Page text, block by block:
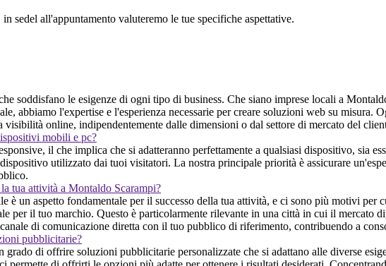
sedel all'appuntamento valuteremo le tue specifiche aspettative.
soddisfano le esigenze di ogni tipo di business. Che siano imprese locali a
abbiamo l'expertise e l'esperienza necessarie per creare soluzioni web su misura.
online, indipendentemente dalle dimensioni o dal settore di mercato del
mobili e pc?
il che implica che si adatteranno perfettamente a qualsiasi dispositivo, sia
utilizzato dai tuoi visitatori. La nostra principale priorità è assicurare
tua attività a Montaldo Scarampi?
è un aspetto fondamentale per il successo della tua attività, e ci sono più motivi
per il tuo marchio. Questo è particolarmente rilevante in una città in cui il mercato
di comunicazione diretta con il tuo pubblico di riferimento, contribuendo a
pubblicitarie?
di offrire soluzioni pubblicitarie personalizzate che si adattano alle diverse